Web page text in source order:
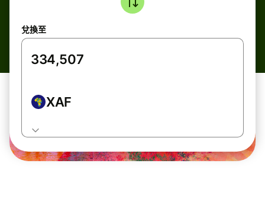
兌換至
XAF